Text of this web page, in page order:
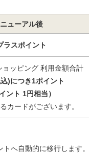
ューアル後
ラスポイント
ョッピング 利用金額合計
)につき1ポイント
ント 1円相当）
カードがございます。
へ自動的に移行します。